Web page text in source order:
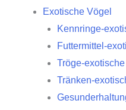
Exotische Vögel
Kennringe-
Futtermittel-
Tröge-exotische
Tränken-